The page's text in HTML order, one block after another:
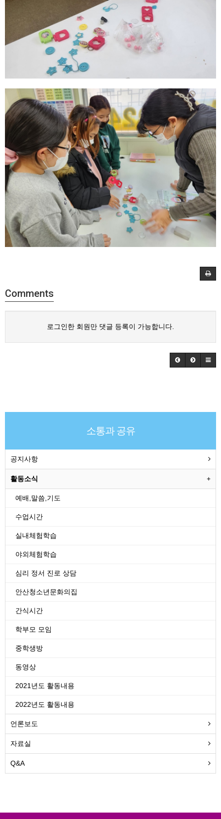
Comments
로그인한 회원만 댓글 등록이 가능합니다.
소통과 공유
공지사항
활동소식
예배,말씀,기도
수업시간
실내체험학습
야외체험학습
심리 정서 진로 상담
안산청소년문화의집
간식시간
학부모 모임
중학생방
동영상
2021년도 활동내용
2022년도 활동내용
언론보도
자료실
Q&A